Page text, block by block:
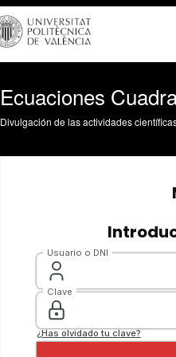
Ecuaciones
Divulgación de las actividades